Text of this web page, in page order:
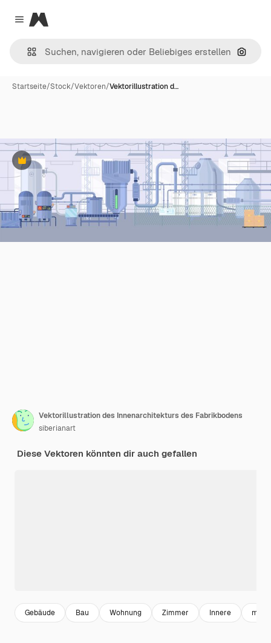
Close menu
Magnific
Nach
Startseite/Stock/Vektoren/Vektorillustration d…
Premium
Vektorillustration des Innenarchitekturs des Fabrikbodens
siberianart
Diese Vektoren könnten dir auch gefallen
Gebäude Bau Wohnung Zimmer Innere